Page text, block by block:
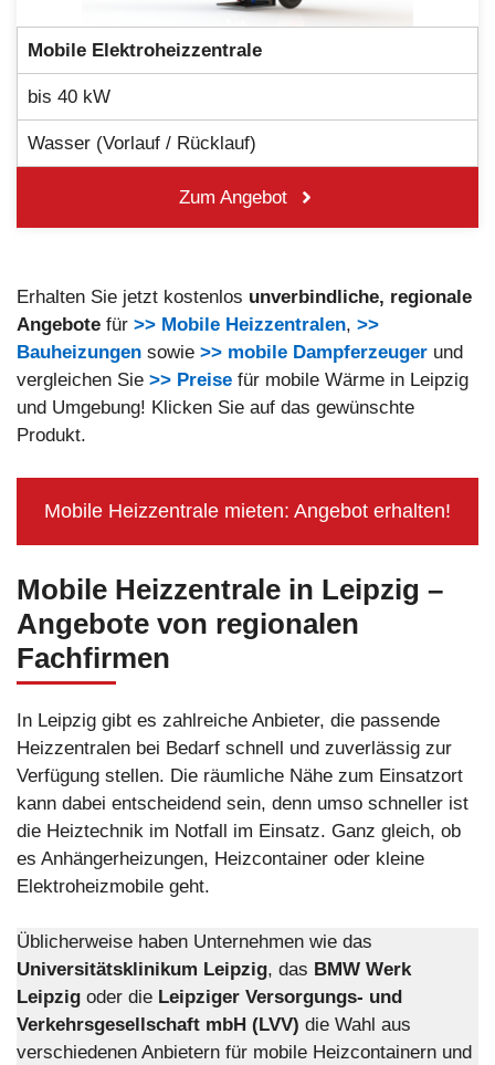
Mobile Elektroheizzentrale
bis 40 kW
Wasser (Vorlauf / Rücklauf)
Zum Angebot
Erhalten Sie jetzt kostenlos unverbindliche, regionale
Angebote für >> Mobile Heizzentralen, >>
Bauheizungen sowie >> mobile Dampferzeuger und
vergleichen Sie >> Preise für mobile Wärme in Leipzig
und Umgebung! Klicken Sie auf das gewünschte
Produkt.
Mobile Heizzentrale mieten: Angebot erhalten!
Mobile Heizzentrale in Leipzig –
Angebote von regionalen
Fachfirmen
In Leipzig gibt es zahlreiche Anbieter, die passende
Heizzentralen bei Bedarf schnell und zuverlässig zur
Verfügung stellen. Die räumliche Nähe zum Einsatzort
kann dabei entscheidend sein, denn umso schneller ist
die Heiztechnik im Notfall im Einsatz. Ganz gleich, ob
es Anhängerheizungen, Heizcontainer oder kleine
Elektroheizmobile geht.
Üblicherweise haben Unternehmen wie das
Universitätsklinikum Leipzig, das BMW Werk
Leipzig oder die Leipziger Versorgungs- und
Verkehrsgesellschaft mbH (LVV) die Wahl aus
verschiedenen Anbietern für mobile Heizcontainern und